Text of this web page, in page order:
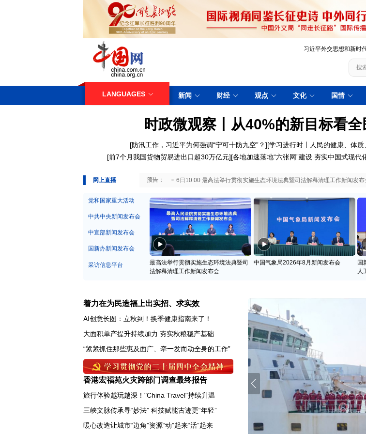
习近平外交思想和新时
LANGUAGES 新闻 财经 观点 文化 国情
时政微观察丨从40%的新目标看
[防汛工作，习近平为何强调“宁可十防九空”？][学习进行时丨人民的健康、体
[前7个月我国货物贸易进出口超30万亿元][各地加速落地“六张网”建设 夯实中国式现代
网上直播
29日10:00 国务院台湾事务办公室7月29日举行新闻发布会 6日10:00 最高法举行贯彻实施生态环境法典暨司法解释清理工作新闻发布
党和国家重大活动
中共中央新闻发布会
中宣部新闻发布会
国新办新闻发布会
采访信息平台
最高法举行贯彻实施生态环境法典暨司
法解释清理工作新闻发布会
中国气象局2026年8月新闻发布会
国
人
着力在为民造福上出实招、求实效
AI创意长图：立秋到！换季健康指南来了！
大面积单产提升持续加力 夯实秋粮稳产基础
“紧紧抓住那些惠及面广、牵一发而动全身的工作”
香港宏福苑火灾跨部门调查最终报告
旅行体验越玩越深！"China Travel"持续升温
三峡文脉传承寻“妙法” 科技赋能古迹更“年轻”
暖心改造让城市“边角”资源“动”起来“活”起来